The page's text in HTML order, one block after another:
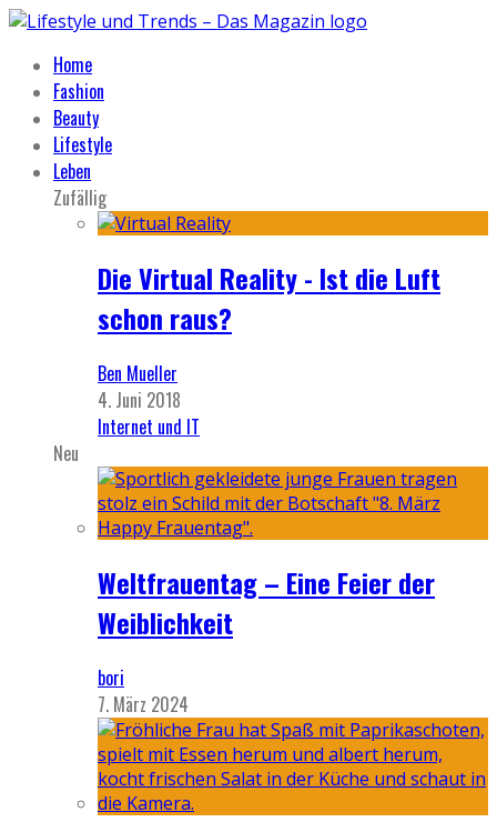
Home
Fashion
Beauty
Lifestyle
Leben
Zufällig
Die Virtual Reality - Ist die Luft
schon raus?
Ben Mueller
4. Juni 2018
Internet und IT
Neu
Weltfrauentag – Eine Feier der
Weiblichkeit
bori
7. März 2024